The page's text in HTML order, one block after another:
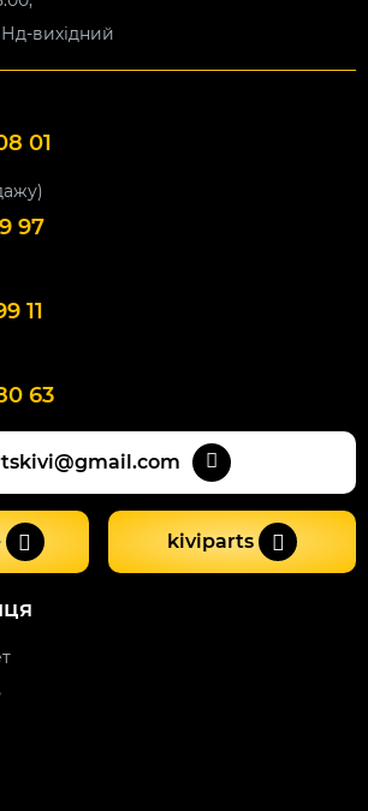
Нд-вихідний
01
97
11
63
kiviparts